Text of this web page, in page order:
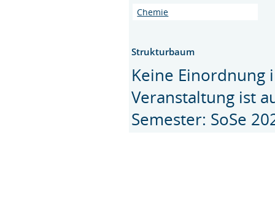
Chemie
Strukturbaum
Keine Einordnung
Veranstaltung ist
Semester: SoSe